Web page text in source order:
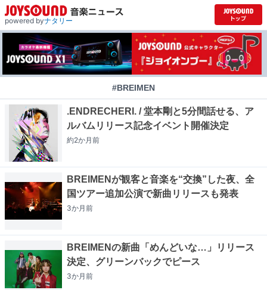
powered byナタリー
#BREIMEN
.ENDRECHERI. / 堂本剛と5分間話せる、ア
ルバムリリース記念イベント開催決定
約2か月前
BREIMENが観客と音楽を“交換”した夜、全
国ツアー追加公演で新曲リリースも発表
3か月前
BREIMENの新曲「めんどいな…」リリース
決定、グリーンバックでピース
3か月前